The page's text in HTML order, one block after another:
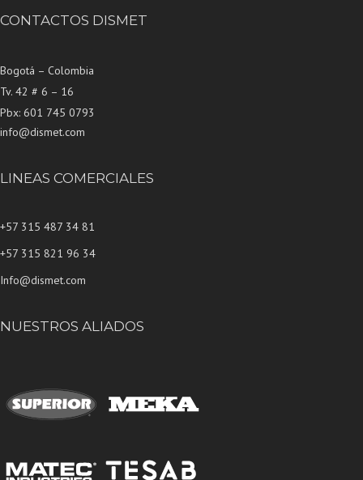
CONTACTOS DISMET
Bogotá – Colombia
Tv. 42 # 6 – 16
Pbx: 601 745 0793
info@dismet.com
LINEAS COMERCIALES
+57 315 487 34 81
+57 315 821 96 34
Info@dismet.com
NUESTROS ALIADOS